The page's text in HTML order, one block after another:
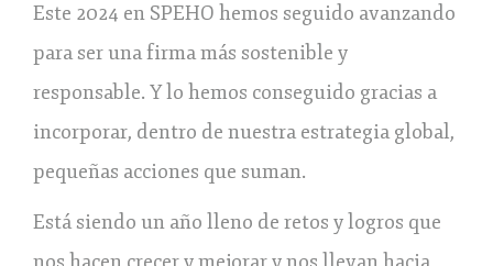
Este 2024 en SPEHO hemos seguido avanzando
para ser una firma más sostenible y
responsable. Y lo hemos conseguido gracias a
incorporar, dentro de nuestra estrategia global,
pequeñas acciones que suman.
Está siendo un año lleno de retos y logros que